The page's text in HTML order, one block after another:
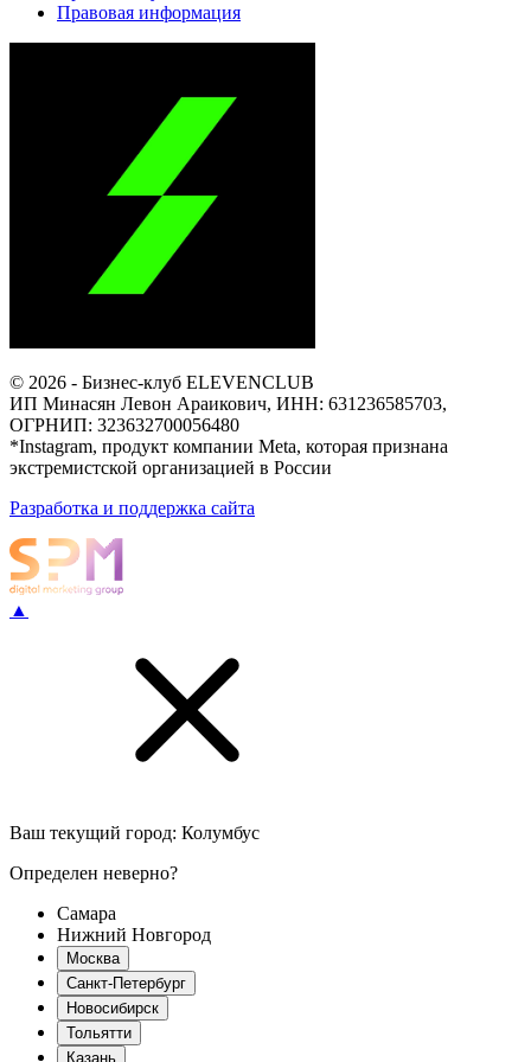
Правовая информация
© 2026 - Бизнес-клуб ELEVENCLUB
ИП Минасян Левон Араикович, ИНН: 631236585703,
ОГРНИП: 323632700056480
*Instagram, продукт компании Meta, которая признана
экстремистской организацией в России
Разработка и поддержка сайта
▲
Ваш текущий город: Колумбус
Определен неверно?
Самара
Нижний Новгород
Москва
Санкт-Петербург
Новосибирск
Тольятти
Казань